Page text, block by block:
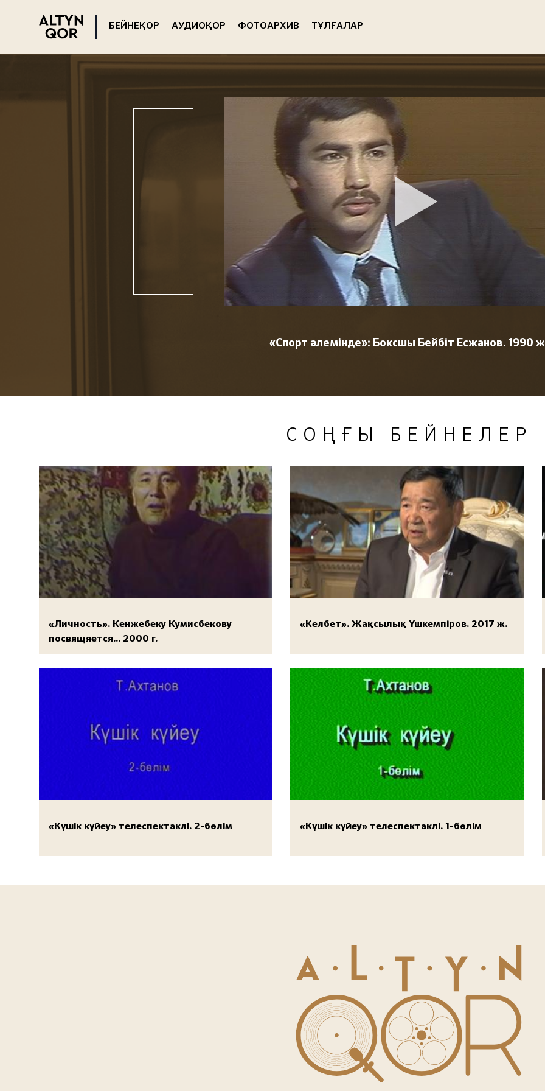
БЕЙНЕҚОР АУДИОҚОР ФОТОАРХИВ ТҰЛҒАЛАР
«Спорт әлемінде»: Боксшы Бейбіт Есжанов. 1990
СОҢҒЫ БЕЙНЕЛЕР
«Личность». Кенжебеку Кумисбекову
посвящяется... 2000 г.
«Келбет». Жақсылық Үшкемпіров. 2017 ж.
«Күшік күйеу» телеспектаклі. 2-бөлім «Күшік күйеу» телеспектаклі. 1-бөлім